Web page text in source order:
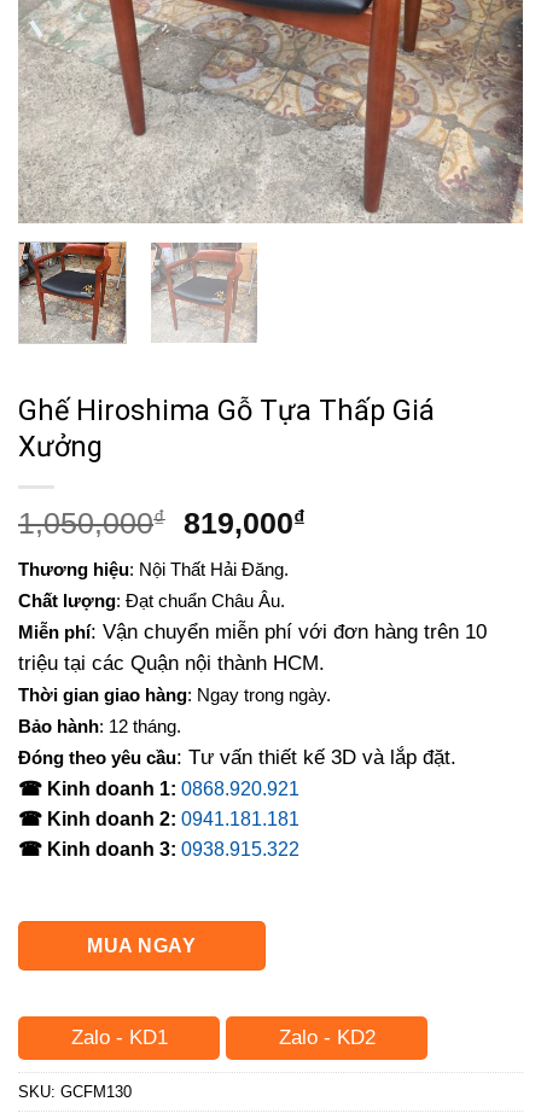
Ghế Hiroshima Gỗ Tựa Thấp Giá
Xưởng
1,050,000₫
Giá
là:
1,050,000₫.
819,000₫Giá
819,000₫.
Thương hiệu: Nội Thất Hải Đăng.
Chất lượng: Đạt chuẩn Châu Âu.
Miễn phí: Vận chuyển miễn phí với đơn hàng trên 10
triệu tại các Quận nội thành HCM.
Thời gian giao hàng: Ngay trong ngày.
Bảo hành: 12 tháng.
Đóng theo yêu cầu: Tư vấn thiết kế 3D và lắp đặt.
☎ Kinh doanh 1: 0868.920.921
☎ Kinh doanh 2: 0941.181.181
☎ Kinh doanh 3: 0938.915.322
MUA NGAY
Zalo - KD1 Zalo - KD2
SKU: GCFM130